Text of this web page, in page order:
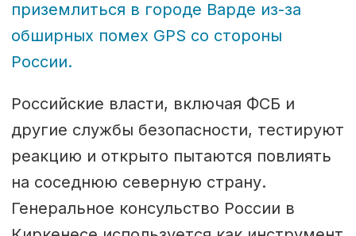
приземлиться в городе Варде из-за
обширных помех GPS со стороны
России.
Российские власти, включая ФСБ и
другие службы безопасности, тестируют
реакцию и открыто пытаются повлиять
на соседнюю северную страну.
Генеральное консульство России в